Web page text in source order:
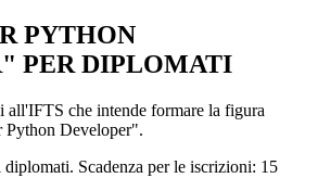
PYTHON
PER DIPLOMATI
all'IFTS che intende formare la figura
Python Developer".
Scadenza per le iscrizioni: 15